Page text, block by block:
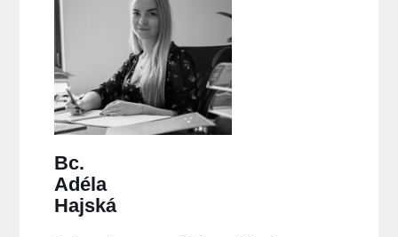
Bc.
Adéla
Hajská